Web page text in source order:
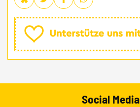
Social Media